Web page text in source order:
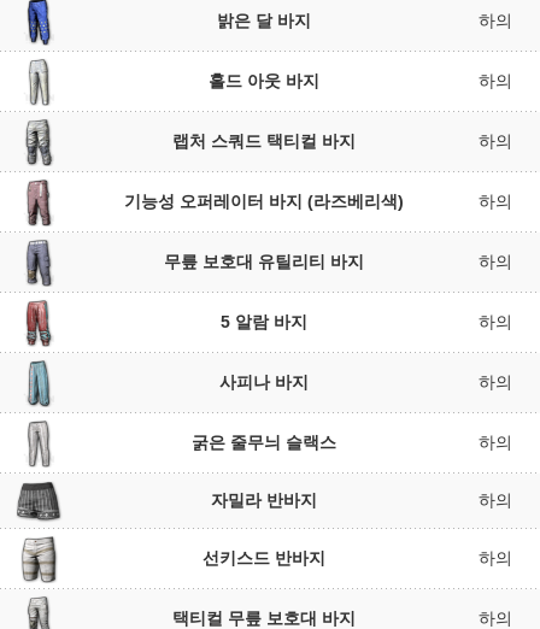
밝은 달 바지 하의
홀드 아웃 바지 하의
랩처 스쿼드 택티컬 바지 하의
기능성 오퍼레이터 바지 (라즈베리색) 하의
무릎 보호대 유틸리티 바지 하의
5 알람 바지 하의
사피나 바지 하의
굵은 줄무늬 슬랙스 하의
자밀라 반바지 하의
선키스드 반바지 하의
택티컬 무릎 보호대 바지 하의